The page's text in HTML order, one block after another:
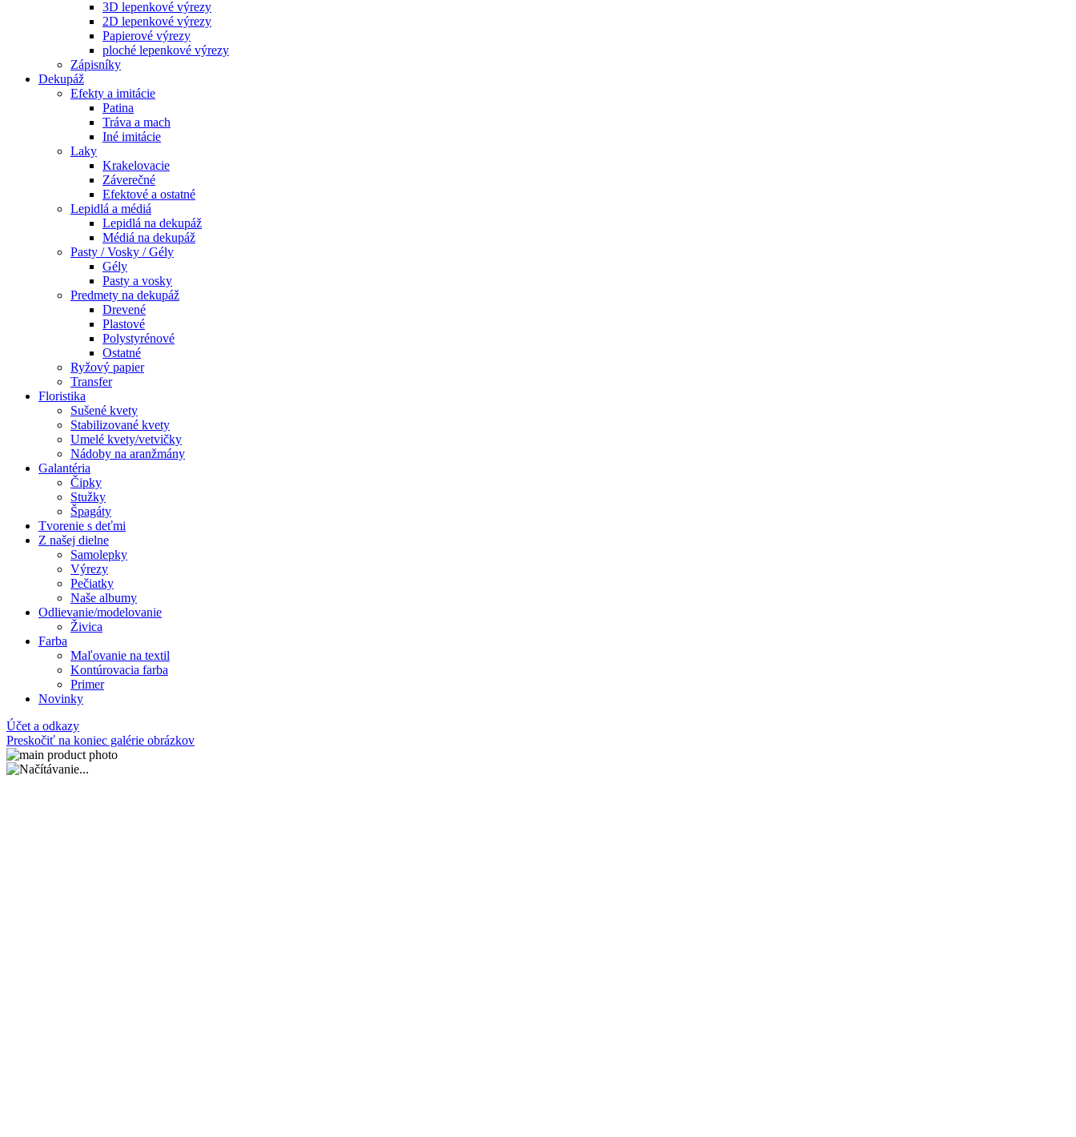
3D lepenkové výrezy
2D lepenkové výrezy
Papierové výrezy
ploché lepenkové výrezy
Zápisníky
Dekupáž
Efekty a imitácie
Patina
Tráva a mach
Iné imitácie
Laky
Krakelovacie
Záverečné
Efektové a ostatné
Lepidlá a médiá
Lepidlá na dekupáž
Médiá na dekupáž
Pasty / Vosky / Gély
Gély
Pasty a vosky
Predmety na dekupáž
Drevené
Plastové
Polystyrénové
Ostatné
Ryžový papier
Transfer
Floristika
Sušené kvety
Stabilizované kvety
Umelé kvety/vetvičky
Nádoby na aranžmány
Galantéria
Čipky
Stužky
Špagáty
Tvorenie s deťmi
Z našej dielne
Samolepky
Výrezy
Pečiatky
Naše albumy
Odlievanie/modelovanie
Živica
Farba
Maľovanie na textil
Kontúrovacia farba
Primer
Novinky
Účet a odkazy
Preskočiť na koniec galérie obrázkov